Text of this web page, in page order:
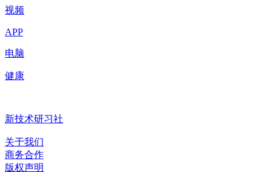
视频
APP
电脑
健康
新技术研习社
关于我们
商务合作
版权声明